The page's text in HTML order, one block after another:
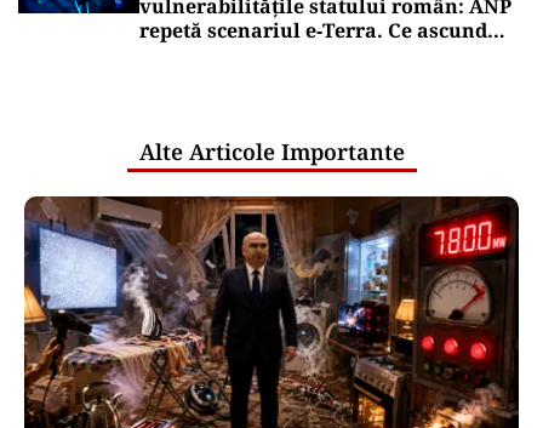
vulnerabilitățile statului român: ANP
repetă scenariul e‑Terra. Ce ascund
Alte Articole Importante